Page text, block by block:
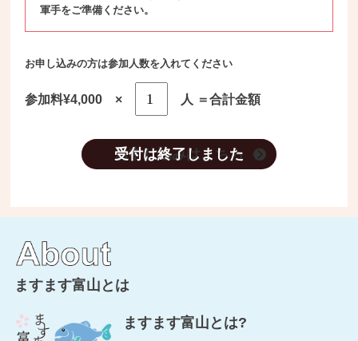
軍手をご準備ください。
お申し込みの方は参加人数を入れてください
参加料¥4,000 × 人 ＝合計金額
お申し込みはこちら
ますます富山とは
ますます富山とは?